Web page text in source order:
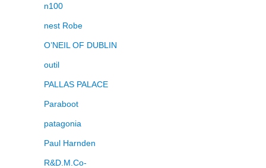
n100
nest Robe
O’NEIL OF DUBLIN
outil
PALLAS PALACE
Paraboot
patagonia
Paul Harnden
R&D.M.Co-